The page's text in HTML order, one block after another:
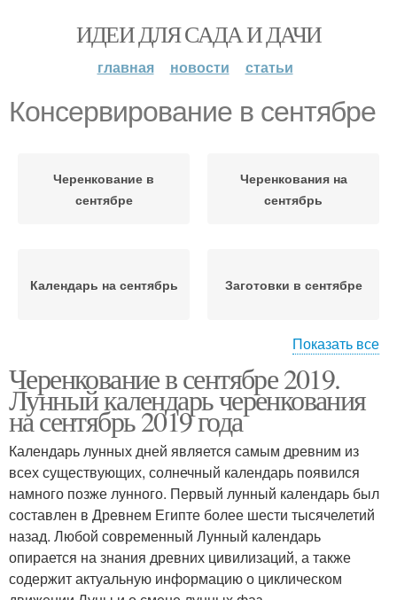
ИДЕИ ДЛЯ САДА И ДАЧИ
главная новости статьи
Консервирование в сентябре
Черенкование в
сентябре
Черенкования на
сентябрь
Календарь на сентябрь Заготовки в сентябре
Садовод на сентябрь
Показать все
Черенкование в сентябре 2019.
Лунный календарь черенкования
на сентябрь 2019 года
Календарь лунных дней является самым древним из
всех существующих, солнечный календарь появился
намного позже лунного. Первый лунный календарь был
составлен в Древнем Египте более шести тысячелетий
назад. Любой современный Лунный календарь
опирается на знания древних цивилизаций, а также
содержит актуальную информацию о циклическом